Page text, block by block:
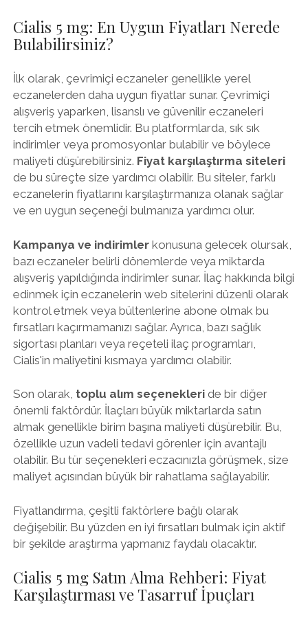
Cialis 5 mg: En Uygun Fiyatları Nerede
Bulabilirsiniz?
İlk olarak, çevrimiçi eczaneler genellikle yerel
eczanelerden daha uygun fiyatlar sunar. Çevrimiçi
alışveriş yaparken, lisanslı ve güvenilir eczaneleri
tercih etmek önemlidir. Bu platformlarda, sık sık
indirimler veya promosyonlar bulabilir ve böylece
maliyeti düşürebilirsiniz. Fiyat karşılaştırma siteleri
de bu süreçte size yardımcı olabilir. Bu siteler, farklı
eczanelerin fiyatlarını karşılaştırmanıza olanak sağlar
ve en uygun seçeneği bulmanıza yardımcı olur.
Kampanya ve indirimlerkonusuna gelecek olursak,
bazı eczaneler belirli dönemlerde veya miktarda
alışveriş yapıldığında indirimler sunar. İlaç hakkında bilgi
edinmek için eczanelerin web sitelerini düzenli olarak
kontrol etmek veya bültenlerine abone olmak bu
fırsatları kaçırmamanızı sağlar. Ayrıca, bazı sağlık
sigortası planları veya reçeteli ilaç programları,
Cialis'in maliyetini kısmaya yardımcı olabilir.
Son olarak, toplu alım seçenekleride bir diğer
önemli faktördür. İlaçları büyük miktarlarda satın
almak genellikle birim başına maliyeti düşürebilir. Bu,
özellikle uzun vadeli tedavi görenler için avantajlı
olabilir. Bu tür seçenekleri eczacınızla görüşmek, size
maliyet açısından büyük bir rahatlama sağlayabilir.
Fiyatlandırma, çeşitli faktörlere bağlı olarak
değişebilir. Bu yüzden en iyi fırsatları bulmak için aktif
bir şekilde araştırma yapmanız faydalı olacaktır.
Cialis 5 mg Satın Alma Rehberi: Fiyat
Karşılaştırması ve Tasarruf İpuçları